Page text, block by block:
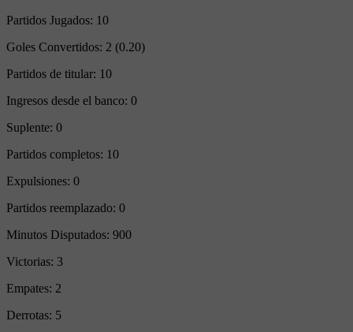
Partidos Jugados: 10
Goles Convertidos: 2 (0.20)
Partidos de titular: 10
Ingresos desde el banco: 0
Suplente: 0
Partidos completos: 10
Expulsiones: 0
Partidos reemplazado: 0
Minutos Disputados: 900
Victorias: 3
Empates: 2
Derrotas: 5